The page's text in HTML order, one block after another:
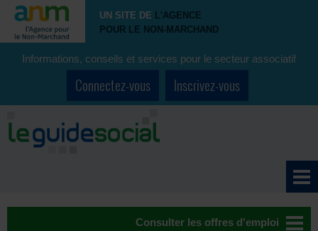
UN SITE DE L'AGENCE
POUR LE NON-MARCHAND
Informations, conseils et services pour le secteur associatif
Connectez-vous Inscrivez-vous
Consulter les offres d'emploi